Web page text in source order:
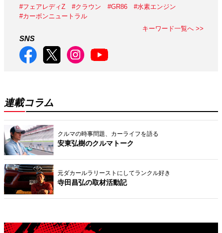
#フェアレディZ #クラウン #GR86
#水素エンジン
#カーボンニュートラル
キーワード一覧へ >>
SNS
連載コラム
クルマの時事問題、カーライフを語る
安東弘樹のクルマトーク
元ダカールラリーストにしてランクル好き
寺田昌弘の取材活動記